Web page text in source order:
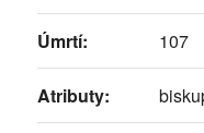
Úmrtí: 107
Atributy: